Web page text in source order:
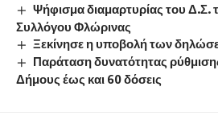
Ψήφισμα διαμαρτυρίας του Δ.Σ.
Συλλόγου Φλώρινας
Ξεκίνησε η υποβολή των
Παράταση δυνατότητας
Δήμους έως και 60 δόσεις